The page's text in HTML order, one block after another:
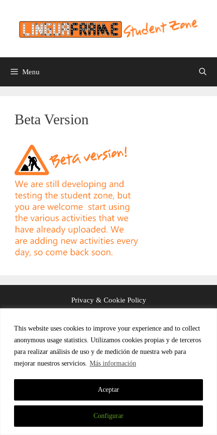
This website uses cookies to improve your experience and to collect
anonymous usage statistics. Utilizamos cookies propias y de terceros
para realizar análisis de uso y de medición de nuestra web para
mejorar nuestros servicios. Más información
Configurar
Aceptar
content
Menu
Beta Version
Privacy & Cookie Policy
© 2026 LinguaFrame